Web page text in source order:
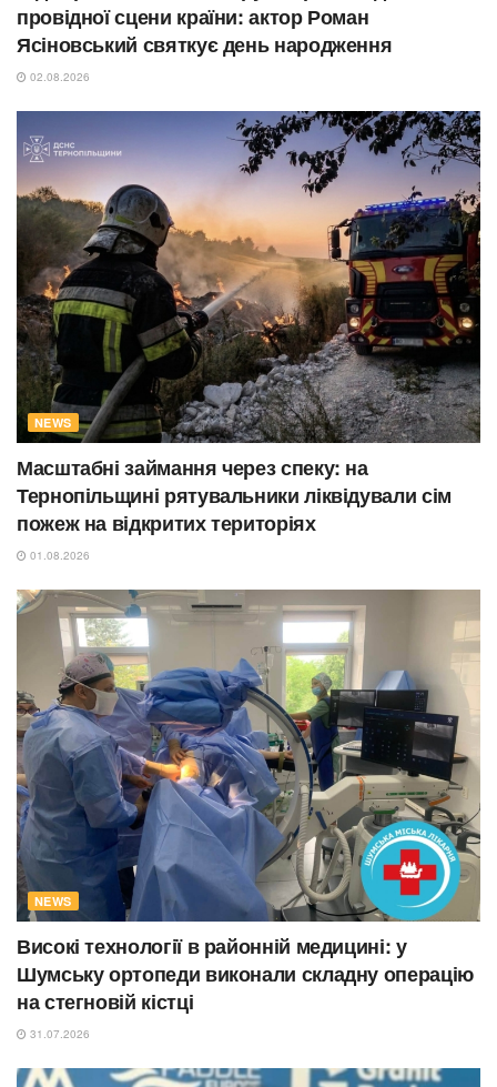
провідної сцени країни: актор Роман
Ясіновський святкує день народження
02.08.2026
NEWS
Масштабні займання через спеку: на
Тернопільщині рятувальники ліквідували сім
пожеж на відкритих територіях
01.08.2026
NEWS
Високі технології в районній медицині: у
Шумську ортопеди виконали складну операцію
на стегновій кістці
31.07.2026